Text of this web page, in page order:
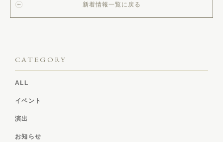
新着情報一覧に戻る
CATEGORY
ALL
イベント
演出
お知らせ